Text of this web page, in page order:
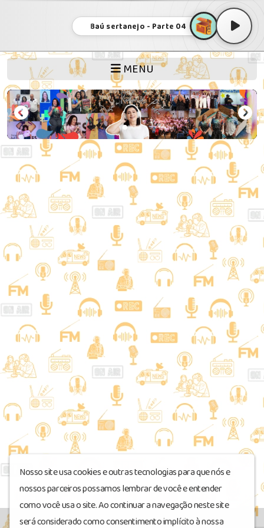
Baú sertanejo - Parte 04
MENU
Nosso site usa cookies e outras tecnologias para que nós e
nossos parceiros possamos lembrar de você e entender
como você usa o site. Ao continuar a navegação neste site
será considerado como consentimento implícito à nossa